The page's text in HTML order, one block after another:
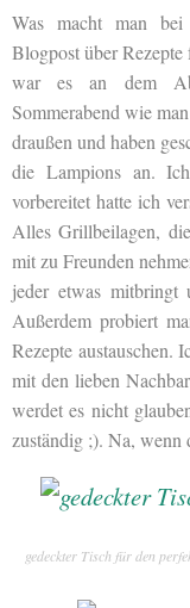
Was macht man bei
Blogpost über
war es an dem
Sommerabend wie
draußen und haben
die Lampions an.
vorbereitet hatte ich
Alles Grillbeilagen,
mit zu Freunden
jeder etwas
Außerdem probiert
Rezepte austauschen.
mit den lieben
werdet es nicht
zuständig ;). Na, wenn
gedeckter Tisch für den